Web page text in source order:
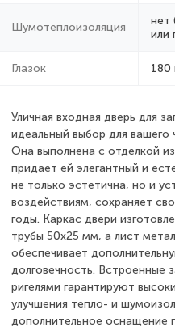
Шумотеплоизоляция
нет
или
Глазок 180
Уличная входная дверь для
идеальный выбор для
Она выполнена с отделкой
придает ей элегантный и
не только эстетична, но и
воздействиям, сохраняет
годы. Каркас двери
трубы 50x25 мм, а лист
обеспечивает
долговечность. Встроенные
ригелями гарантируют
улучшения тепло- и
дополнительное оснащение